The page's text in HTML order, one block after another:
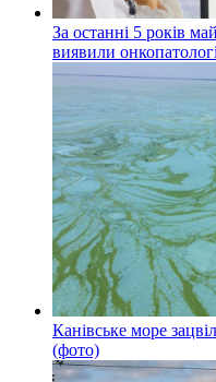
За останні 5 років
виявили
Канівське море
(фото)